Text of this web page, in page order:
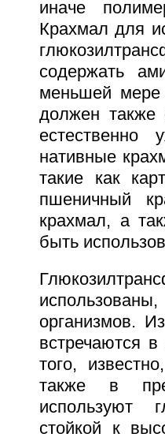
иначе
Крахмал для
содержать
меньшей
должен также
естественно
нативные
такие как
пшеничный
крахмал, а
быть
организмов.
встречаются
того,
также в
используют
стойкой к